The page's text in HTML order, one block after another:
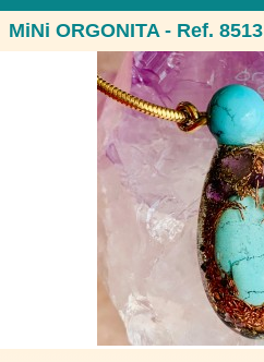
MiNi ORGONITA - Ref. 8513